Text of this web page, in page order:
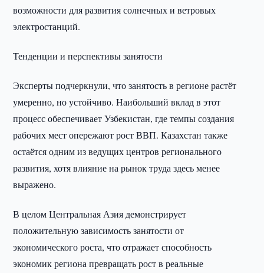
возможности для развития солнечных и ветровых
электростанций.
Тенденции и перспективы занятости
Эксперты подчеркнули, что занятость в регионе растёт
умеренно, но устойчиво. Наибольший вклад в этот
процесс обеспечивает Узбекистан, где темпы создания
рабочих мест опережают рост ВВП. Казахстан также
остаётся одним из ведущих центров регионального
развития, хотя влияние на рынок труда здесь менее
выражено.
В целом Центральная Азия демонстрирует
положительную зависимость занятости от
экономического роста, что отражает способность
экономик региона превращать рост в реальные